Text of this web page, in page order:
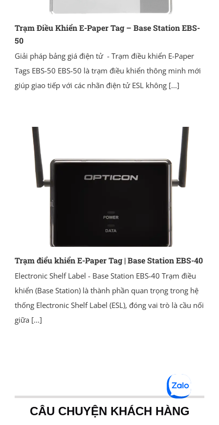
Trạm Điều Khiển E-Paper Tag – Base Station EBS-
50
Giải pháp bảng giá điện tử - Trạm điều khiển E-Paper
Tags EBS-50 EBS-50 là trạm điều khiển thông minh mới
giúp giao tiếp với các nhãn điện tử ESL không[...]
Trạm điểu khiển E-Paper Tag | Base Station EBS-40
Electronic Shelf Label - Base Station EBS-40 Trạm điều
khiển (Base Station) là thành phần quan trọng trong hệ
thống Electronic Shelf Label (ESL), đóng vai trò là cầu nối
giữa [...]
CÂU CHUYỆN KHÁCH HÀNG